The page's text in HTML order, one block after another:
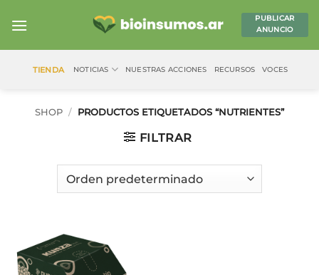
PUBLICAR
ANUNCIO
TIENDA NOTICIAS NUESTRAS ACCIONES RECURSOS VOCES
SHOP / PRODUCTOS ETIQUETADOS “NUTRIENTES”
FILTRAR